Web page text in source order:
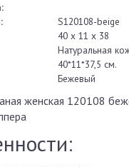
S120108-beige
40 x 11 x 38
Натуральная
40*11*37,5 см.
Бежевый
женская 120108